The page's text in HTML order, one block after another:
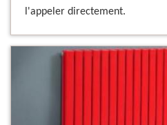
l'appeler directement.